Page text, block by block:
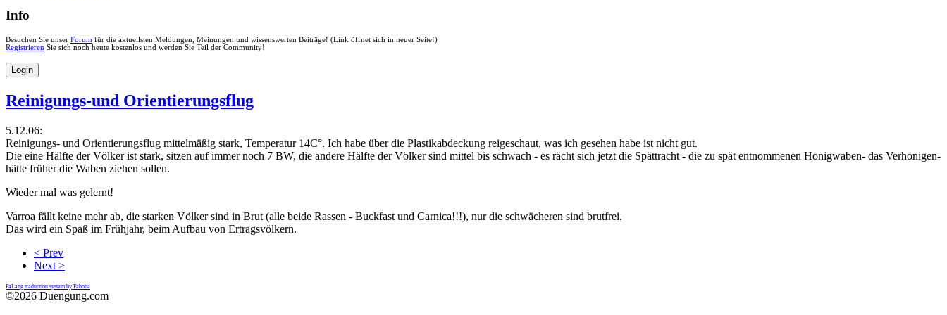
Info
Besuchen Sie unser Forum für die aktuellsten Meldungen, Meinungen und wissenswerten Beiträge! (Link öffnet sich in neuer Seite!)
Registrieren Sie sich noch heute kostenlos und werden Sie Teil der Community!
Login
Reinigungs-und Orientierungsflug
5.12.06:
Reinigungs- und Orientierungsflug mittelmäßig stark, Temperatur 14C°. Ich habe über die Plastikabdeckung reigeschaut, was ich gesehen habe ist nicht gut.
Die eine Hälfte der Völker ist stark, sitzen auf immer noch 7 BW, die andere Hälfte der Völker sind mittel bis schwach - es rächt sich jetzt die Spättracht - die zu spät entnommenen Honigwaben- das Verhonigen-
hätte früher die Waben ziehen sollen.
Wieder mal was gelernt!
Varroa fällt keine mehr ab, die starken Völker sind in Brut (alle beide Rassen - Buckfast und Carnica!!!), nur die schwächeren sind brutfrei.
Das wird ein Spaß im Frühjahr, beim Aufbau von Ertragsvölkern.
< Prev
Next >
FaLang traduction system by Faboba
©2026 Duengung.com